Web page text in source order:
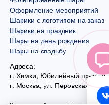
Оформление мероприятий
Шарики с логотипом на заказ
Шарики на праздник
Шары на день рождения
Шары на свадьбу
Адреса:
г. Химки, Юбилейный пр-кт, д.
г. Москва, ул. Перовская, д. 59